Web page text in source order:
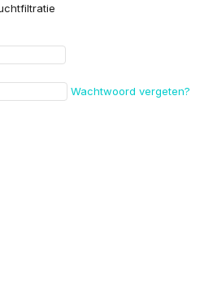
Wachtwoord vergeten?